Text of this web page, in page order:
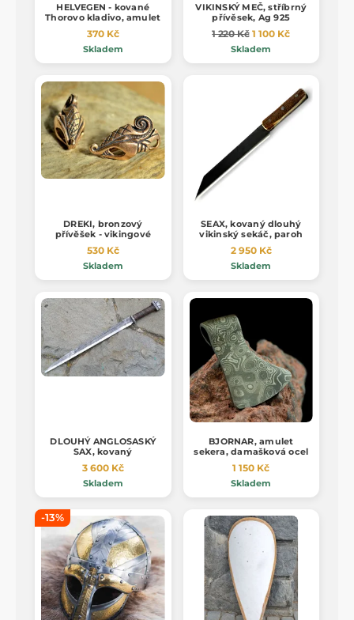
HELVEGEN - kované
Thorovo kladivo, amulet
370 Kč
Skladem
VIKINSKÝ MEČ, stříbrný
přívěsek, Ag 925
1 220 Kč 1 100 Kč
Skladem
DREKI, bronzový
přívěšek - vikingové
530 Kč
Skladem
SEAX, kovaný dlouhý
vikinský sekáč, paroh
2 950 Kč
Skladem
DLOUHÝ ANGLOSASKÝ
SAX, kovaný
3 600 Kč
Skladem
BJORNAR, amulet
sekera, damašková ocel
1 150 Kč
Skladem
-13%